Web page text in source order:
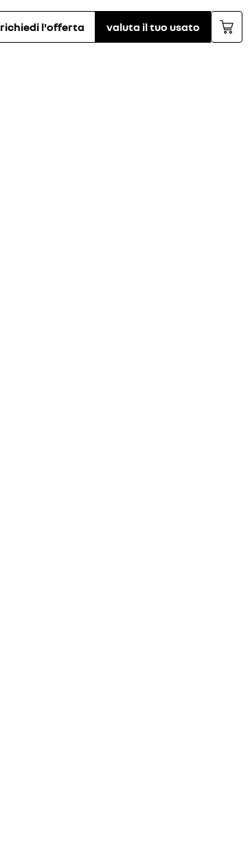
richiedi l'offerta valuta il tuo usato